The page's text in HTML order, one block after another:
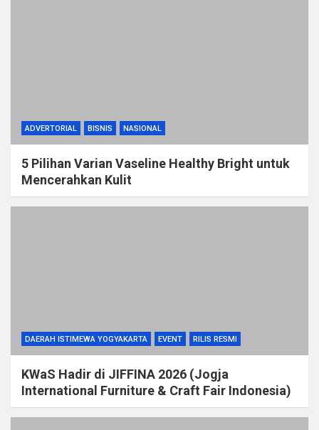
ADVERTORIAL BISNIS NASIONAL
5 Pilihan Varian Vaseline Healthy Bright untuk
Mencerahkan Kulit
DAERAH ISTIMEWA YOGYAKARTA EVENT RILIS RESMI
KWaS Hadir di JIFFINA 2026 (Jogja
International Furniture & Craft Fair Indonesia)